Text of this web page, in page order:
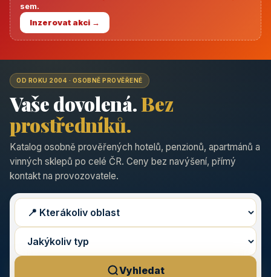
sem.
Inzerovat akci →
OD ROKU 2004 · OSOBNĚ PROVĚŘENÉ
Vaše dovolená.Bez
prostředníků.
Katalog osobně prověřených hotelů, penzionů, apartmánů a
vinných sklepů po celé ČR. Ceny bez navýšení, přímý
kontakt na provozovatele.
Vyhledat